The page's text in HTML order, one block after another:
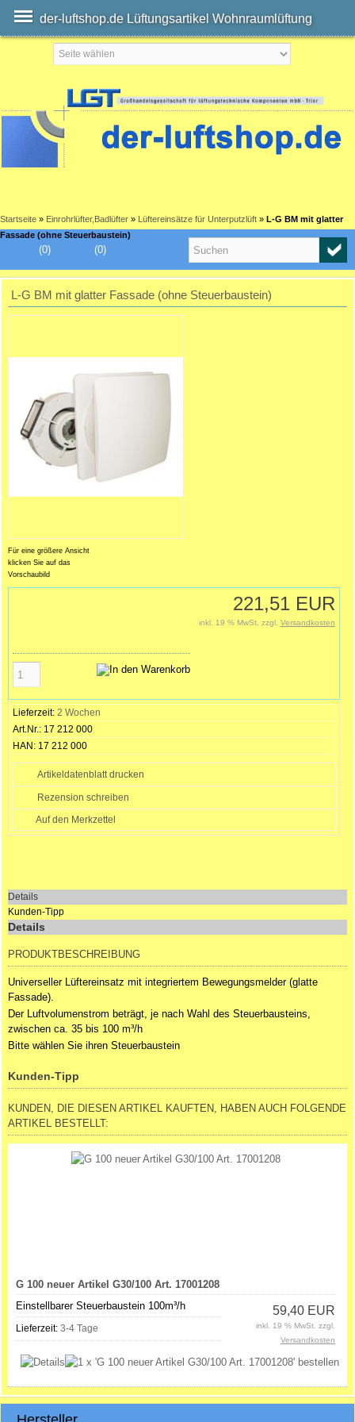
der-luftshop.de Lüftungsartikel Wohnraumlüftung
Startseite » Einrohrlüfter,Badlüfter » Lüftereinsätze für Unterputzlüft » L-G BM mit glatter
Fassade (ohne Steuerbaustein)
(0)
(0)
L-G BM mit glatter Fassade (ohne Steuerbaustein)
Für eine größere Ansicht
klicken Sie auf das
Vorschaubild
221,51 EUR
inkl. 19 % MwSt. zzgl. Versandkosten
Lieferzeit: 2 Wochen
Art.Nr.: 17 212 000
HAN: 17 212 000
Artikeldatenblatt drucken
Rezension schreiben
Details
Kunden-Tipp
Details
PRODUKTBESCHREIBUNG
Universeller Lüftereinsatz mit integriertem Bewegungsmelder (glatte
Fassade).
Der Luftvolumenstrom beträgt, je nach Wahl des Steuerbausteins,
zwischen ca. 35 bis 100 m³/h
Bitte wählen Sie ihren Steuerbaustein
Kunden-Tipp
KUNDEN, DIE DIESEN ARTIKEL KAUFTEN, HABEN AUCH FOLGENDE
ARTIKEL BESTELLT:
G 100 neuer Artikel G30/100 Art. 17001208
Einstellbarer Steuerbaustein 100m³/h
Lieferzeit: 3-4 Tage
59,40 EUR
inkl. 19 % MwSt. zzgl.
Versandkosten